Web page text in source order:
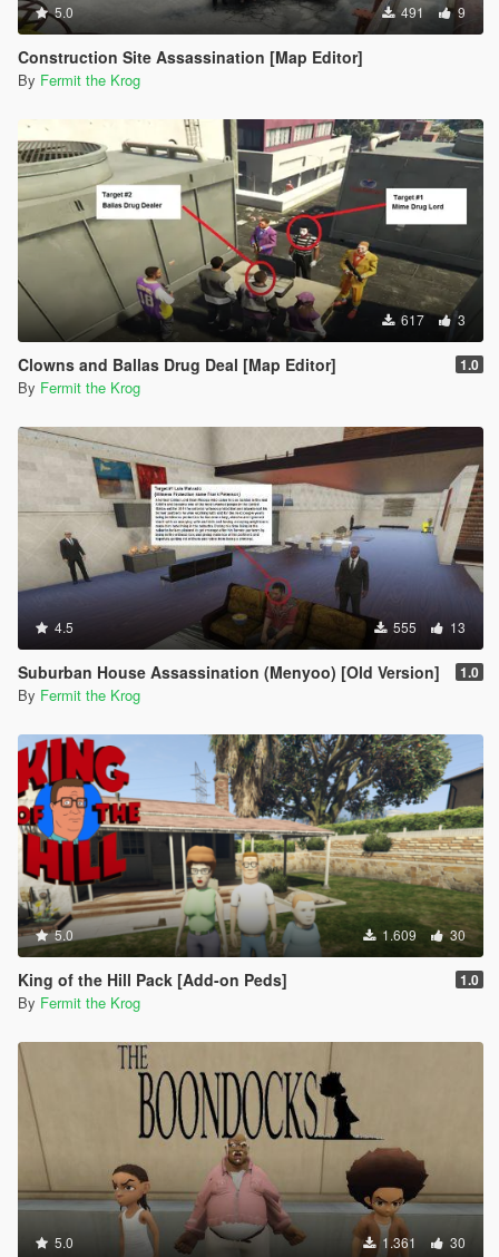
5.0 491 9
Construction Site Assassination [Map Editor]
By Fermit the Krog
617 3
Clowns and Ballas Drug Deal [Map Editor] 1.0
By Fermit the Krog
4.5 555 13
Suburban House Assassination (Menyoo) [Old Version] 1.0
By Fermit the Krog
5.0 1.609 30
King of the Hill Pack [Add-on Peds] 1.0
By Fermit the Krog
5.0 1.361 30